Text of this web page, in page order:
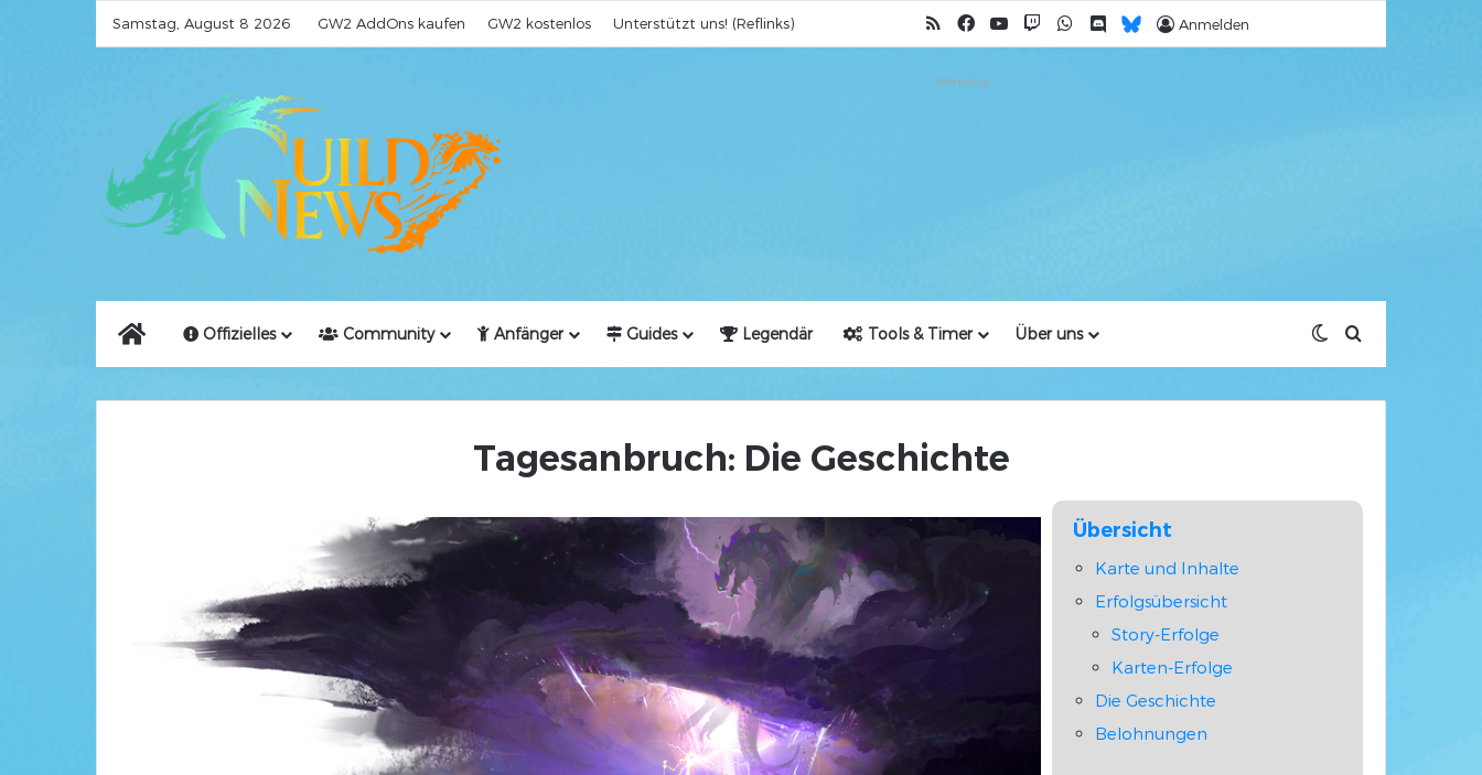
Samstag, August 8 2026 GW2 AddOns kaufen GW2 kostenlos Unterstützt uns! (Reflinks) RSSFacebook
YouTubeTwitchWhatsApp
DiscordBluesky
Anmelden
Werbung
Home Offizielles Community Anfänger Guides Legendär Tools & Timer Über uns Skin umschalten
Tagesanbruch: Die Geschichte
Übersicht
Karte und Inhalte
Erfolgsübersicht
Story-Erfolge
Karten-Erfolge
Die Geschichte
Belohnungen